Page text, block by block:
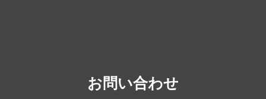
お問い合わせ